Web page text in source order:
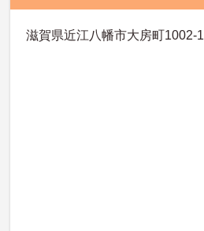
滋賀県近江八幡市大房町1002-1